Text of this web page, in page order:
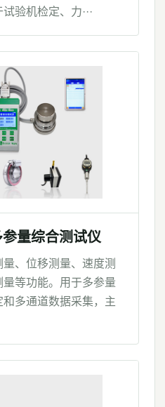
验机检定、力···
量综合测试仪
、位移测量、速度测
等功能。用于多参量
和多通道数据采集，主